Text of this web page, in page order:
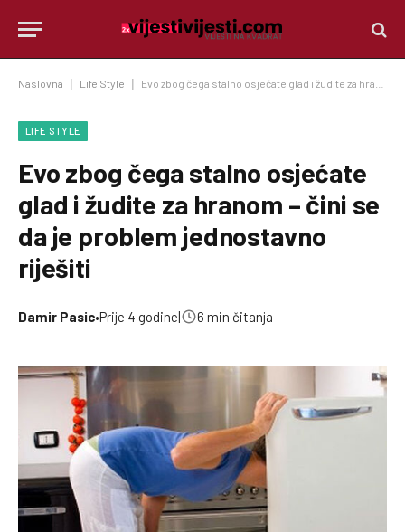
Naslovna Life Style Evo zbog čega stalno osjećate glad i žudite za hranom – čini se da je problem jednostavno riješiti
LIFE STYLE
Evo zbog čega stalno osjećate
glad i žudite za hranom – čini se
da je problem jednostavno
riješiti
Damir Pasic•Prije 4 godine| 6 min čitanja